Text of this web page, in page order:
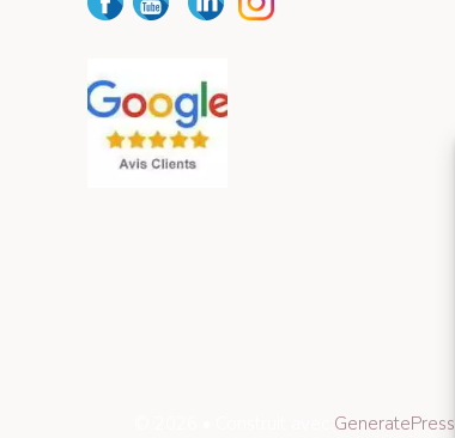
GeneratePress